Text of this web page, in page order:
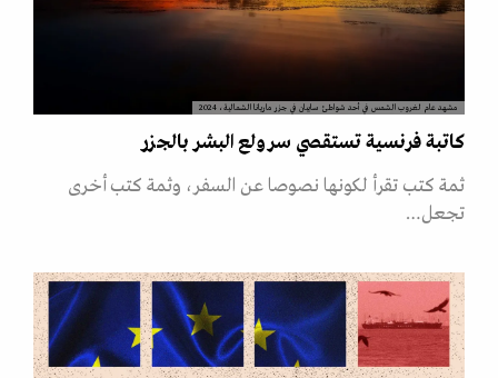
مشهد عام لغروب الشمس في أحد شواطئ سايبان في جزر ماريانا الشمالية، 2024
كاتبة فرنسية تستقصي سر ولع البشر بالجزر
ثمة كتب تقرأ لكونها نصوصا عن السفر، وثمة كتب أخرى
تجعل…